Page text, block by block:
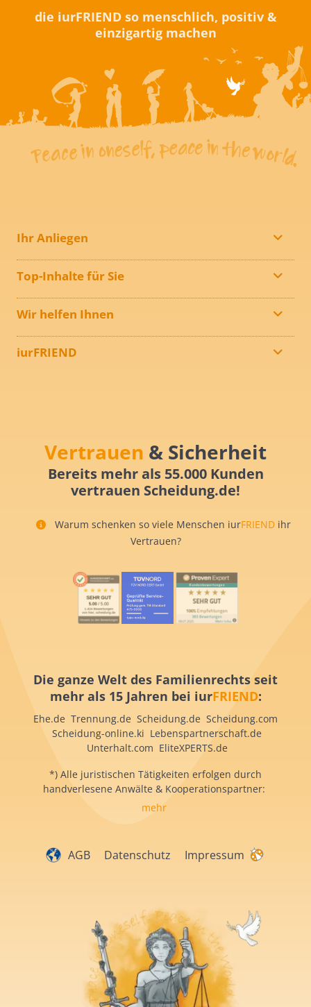
die iurFRIEND so menschlich, positiv &
einzigartig machen
Ihr Anliegen
Top-Inhalte für Sie
Wir helfen Ihnen
iurFRIEND
Vertrauen & Sicherheit
Bereits mehr als 55.000 Kunden
vertrauen Scheidung.de!
Warum schenken so viele Menschen iurFRIEND ihr
Vertrauen?
Die ganze Welt des Familienrechts seit
mehr als 15 Jahren bei iurFRIEND:
Ehe.de Trennung.de Scheidung.de Scheidung.com
Scheidung-online.ki Lebenspartnerschaft.de
Unterhalt.com EliteXPERTS.de
*) Alle juristischen Tätigkeiten erfolgen durch
handverlesene Anwälte & Kooperationspartner:
mehr
AGB Datenschutz Impressum